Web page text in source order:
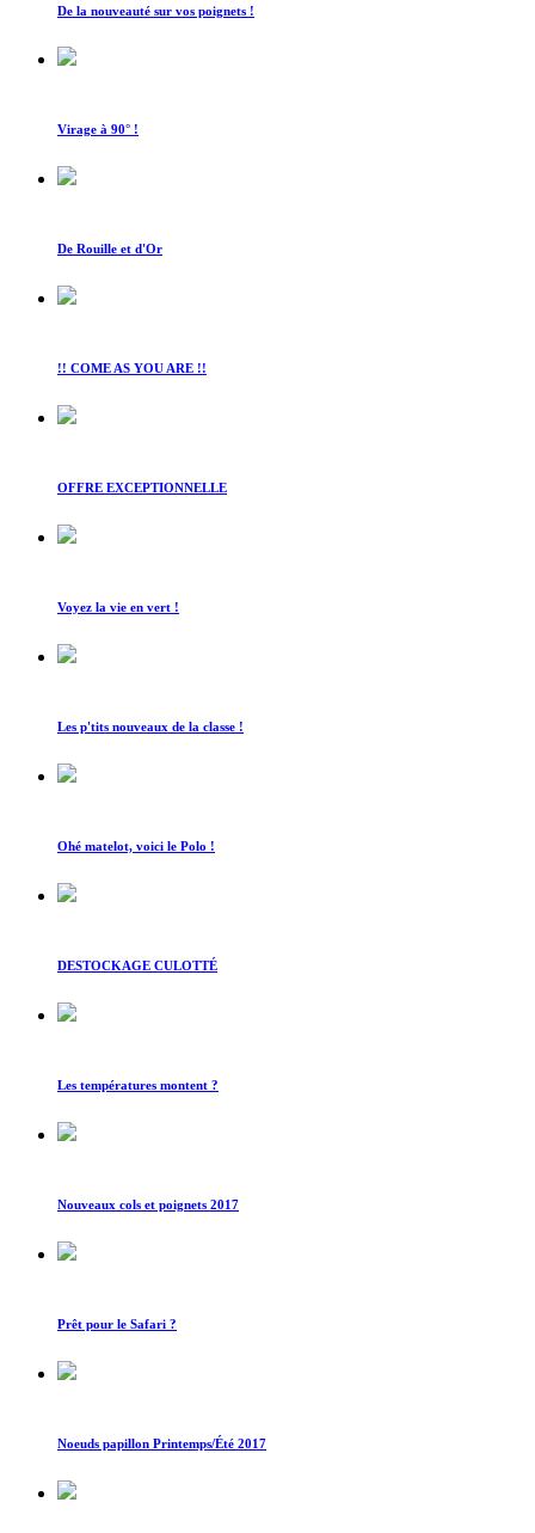
De la nouveauté sur vos poignets !
Virage à 90° !
De Rouille et d'Or
!! COME AS YOU ARE !!
OFFRE EXCEPTIONNELLE
Voyez la vie en vert !
Les p'tits nouveaux de la classe !
Ohé matelot, voici le Polo !
DESTOCKAGE CULOTTÉ
Les températures montent ?
Nouveaux cols et poignets 2017
Prêt pour le Safari ?
Noeuds papillon Printemps/Été 2017